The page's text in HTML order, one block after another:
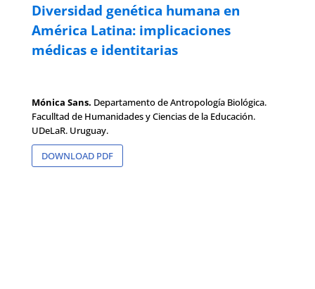
Diversidad genética humana en
América Latina: implicaciones
médicas e identitarias
Mónica Sans. Departamento de Antropología Biológica.
Faculltad de Humanidades y Ciencias de la Educación.
UDeLaR. Uruguay.
DOWNLOAD PDF